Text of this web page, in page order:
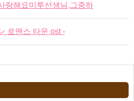
랑해요미투선생님,그중하
로맨스 타운 ost -